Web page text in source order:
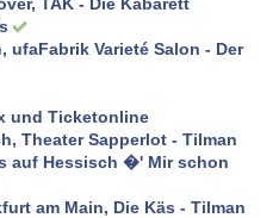
ufaFabrik Varieté Salon - Der
und Ticketonline
Theater Sapperlot - Tilman
auf Hessisch �' Mir schon
am Main, Die Käs - Tilman